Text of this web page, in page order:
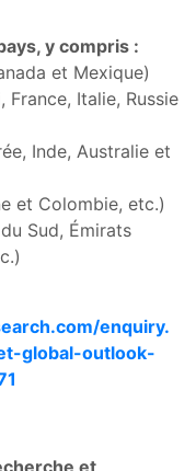
y compris :
et Mexique)
France, Italie, Russie
Inde, Australie et
et Colombie, etc.)
Sud, Émirats
enquiry.
global-outlook-
et